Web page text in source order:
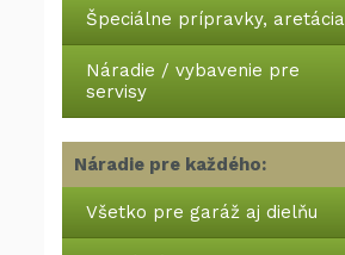
Špeciálne prípravky, aretácia
Náradie / vybavenie pre
servisy
Náradie pre každého:
Všetko pre garáž aj dielňu